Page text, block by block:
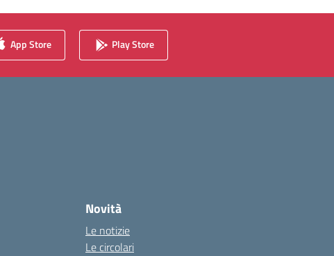
App Store Play Store
Novità
Le notizie
Le circolari